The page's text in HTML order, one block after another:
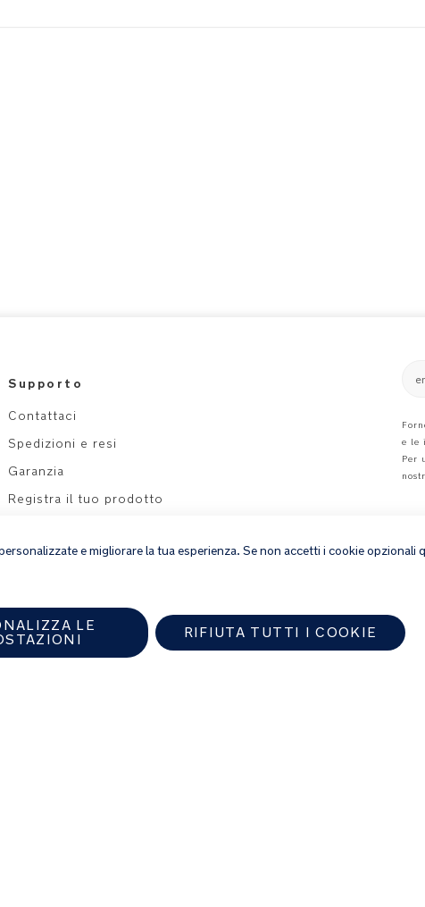
Supporto
Contattaci
Spedizioni e resi
Garanzia
Registra il tuo prodotto
e le
Per
e migliorare la tua esperienza. Se non accetti i cookie
LE
RIFIUTA TUTTI I COOKIE